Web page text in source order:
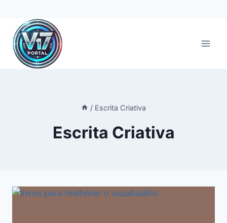
Pular
para
Conteúdo
/ Escrita Criativa
Escrita Criativa